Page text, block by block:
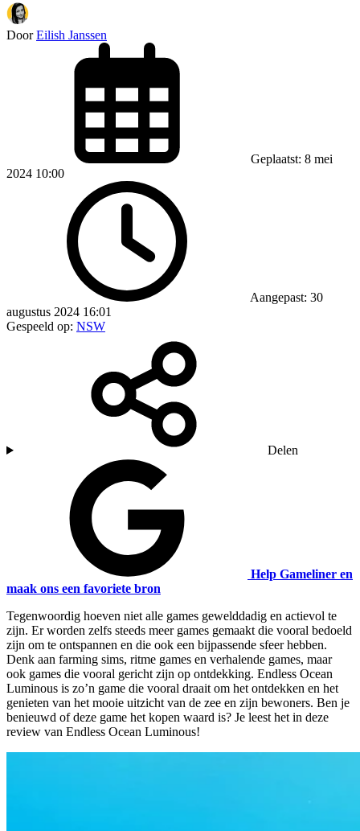
Door Eilish Janssen
Geplaatst: 8 mei
2024 10:00
Aangepast: 30
augustus 2024 16:01
Gespeeld op: NSW
Delen
Help Gameliner en
maak ons een favoriete bron
Tegenwoordig hoeven niet alle games gewelddadig en actievol te
zijn. Er worden zelfs steeds meer games gemaakt die vooral bedoeld
zijn om te ontspannen en die ook een bijpassende sfeer hebben.
Denk aan farming sims, ritme games en verhalende games, maar
ook games die vooral gericht zijn op ontdekking. Endless Ocean
Luminous is zo’n game die vooral draait om het ontdekken en het
genieten van het mooie uitzicht van de zee en zijn bewoners. Ben je
benieuwd of deze game het kopen waard is? Je leest het in deze
review van Endless Ocean Luminous!